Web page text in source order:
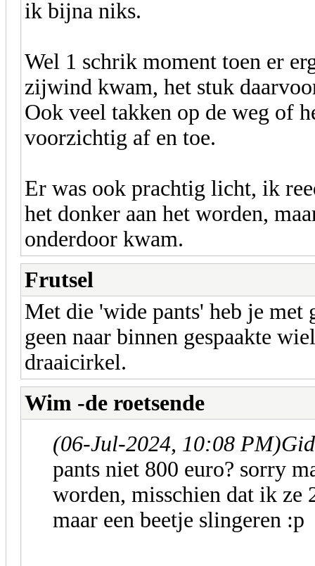
ik bijna niks.
Wel 1 schrik moment toen er
zijwind kwam, het stuk
Ook veel takken op de weg of
voorzichtig af en toe.
Er was ook prachtig licht, ik
het donker aan het worden,
onderdoor kwam.
Frutsel
Met die 'wide pants' heb je
geen naar binnen gespaakte
draaicirkel.
Wim -de roetsende
(06-Jul-2024, 10:08 PM)
pants niet 800 euro? sorry
worden, misschien dat ik ze
maar een beetje slingeren :p